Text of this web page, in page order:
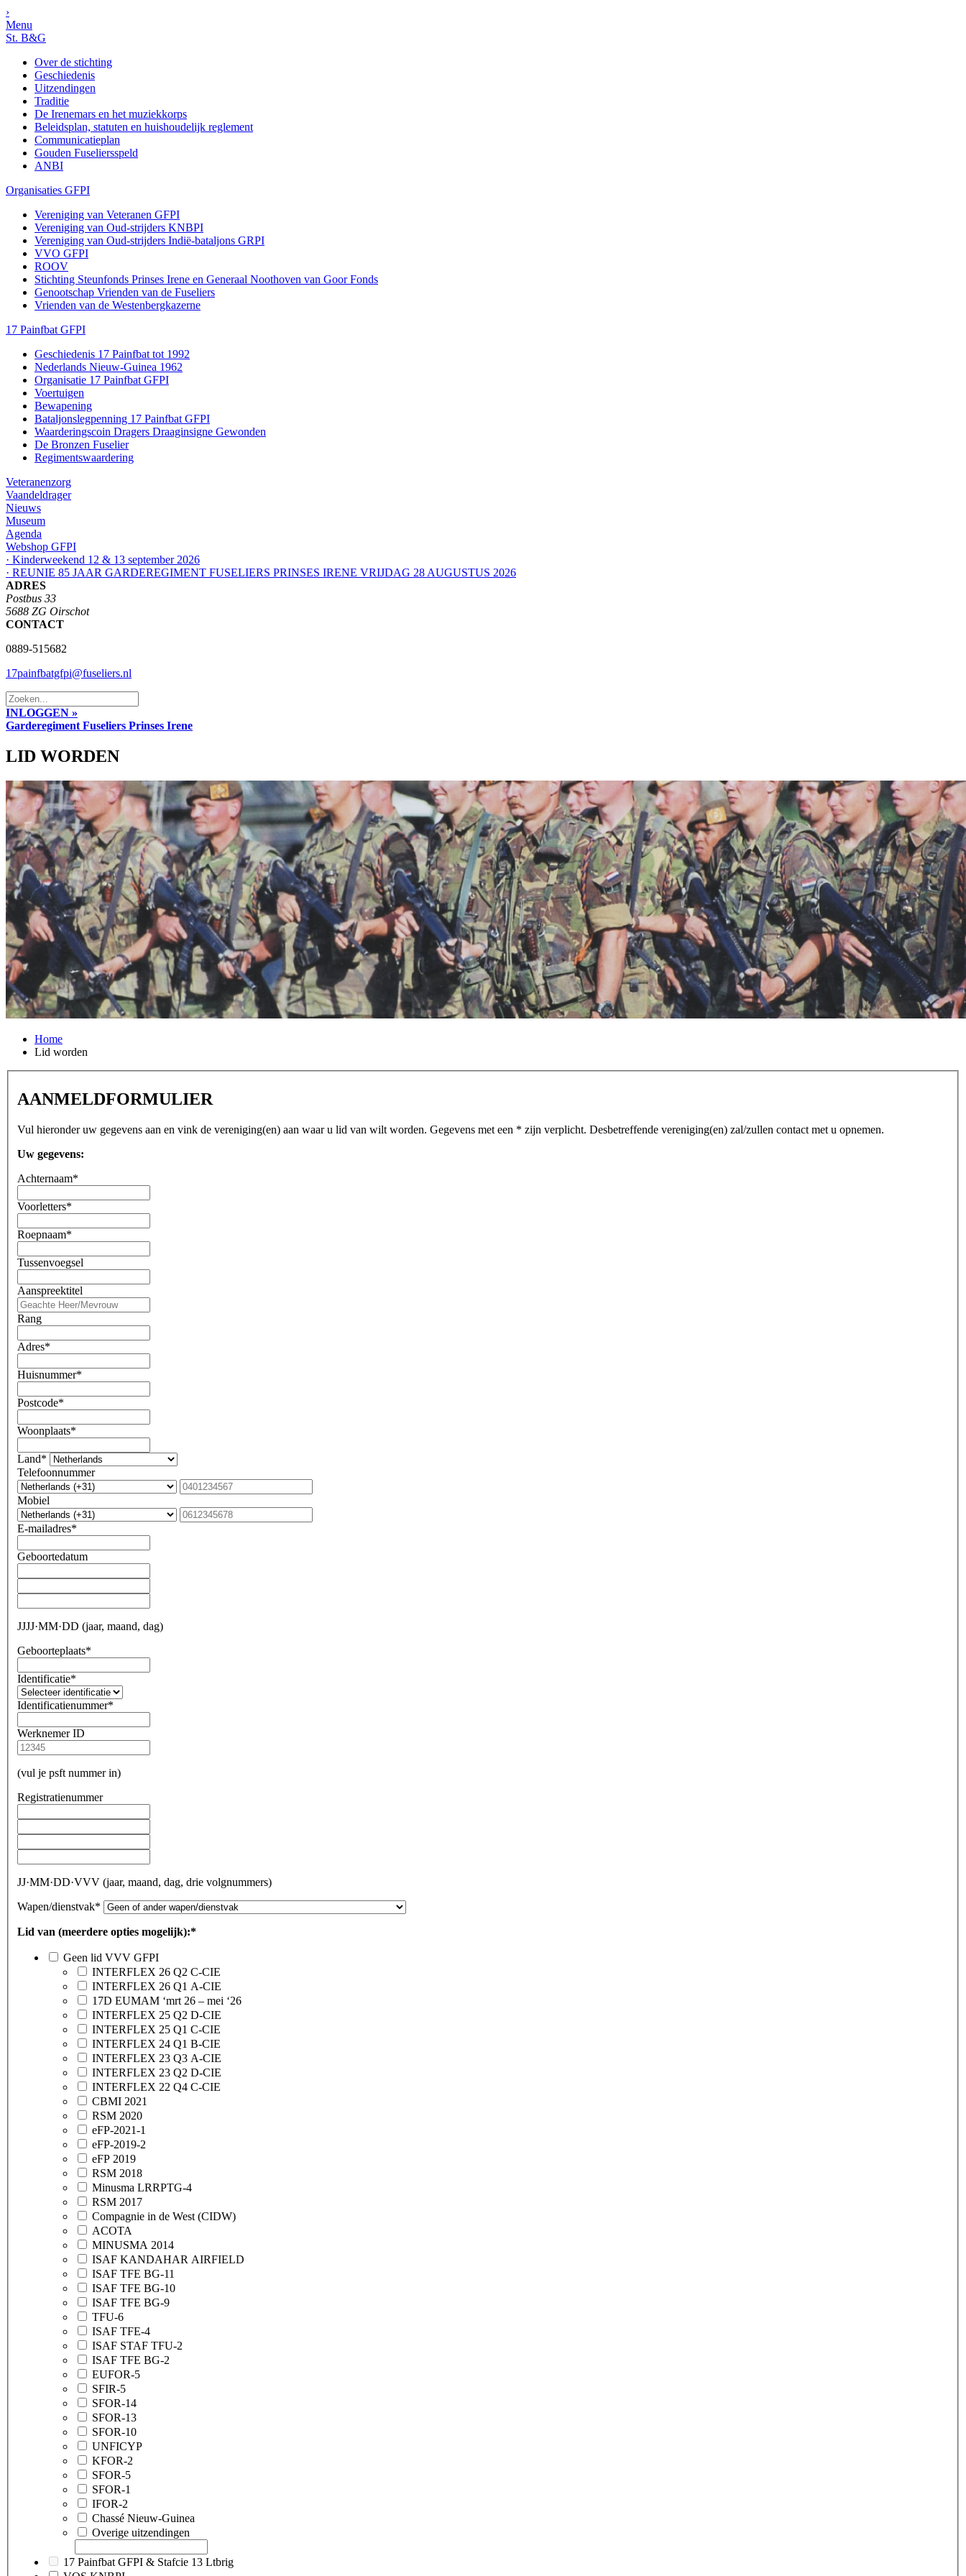
›
Menu
St. B&G
Over de stichting
Geschiedenis
Uitzendingen
Traditie
De Irenemars en het muziekkorps
Beleidsplan, statuten en huishoudelijk reglement
Communicatieplan
Gouden Fuseliersspeld
ANBI
Organisaties GFPI
Vereniging van Veteranen GFPI
Vereniging van Oud-strijders KNBPI
Vereniging van Oud-strijders Indië-bataljons GRPI
VVO GFPI
ROOV
Stichting Steunfonds Prinses Irene en Generaal Noothoven van Goor Fonds
Genootschap Vrienden van de Fuseliers
Vrienden van de Westenbergkazerne
17 Painfbat GFPI
Geschiedenis 17 Painfbat tot 1992
Nederlands Nieuw-Guinea 1962
Organisatie 17 Painfbat GFPI
Voertuigen
Bewapening
Bataljonslegpenning 17 Painfbat GFPI
Waarderingscoin Dragers Draaginsigne Gewonden
De Bronzen Fuselier
Regimentswaardering
Veteranenzorg
Vaandeldrager
Nieuws
Museum
Agenda
Webshop GFPI
· Kinderweekend 12 & 13 september 2026
· REUNIE 85 JAAR GARDEREGIMENT FUSELIERS PRINSES IRENE VRIJDAG 28 AUGUSTUS 2026
ADRES
Postbus 33
5688 ZG Oirschot
CONTACT
0889-515682
17painfbatgfpi@fuseliers.nl
INLOGGEN »
Garderegiment Fuseliers Prinses Irene
LID WORDEN
Home
Lid worden
AANMELDFORMULIER
Vul hieronder uw gegevens aan en vink de vereniging(en) aan waar u lid van wilt worden. Gegevens met een * zijn verplicht. Desbetreffende vereniging(en) zal/zullen contact met u opnemen.
Uw gegevens:
Achternaam*
Voorletters*
Roepnaam*
Tussenvoegsel
Aanspreektitel
Rang
Adres*
Huisnummer*
Postcode*
Woonplaats*
Land*
Telefoonnummer
Mobiel
E-mailadres*
Geboortedatum
JJJJ·MM·DD (jaar, maand, dag)
Geboorteplaats*
Identificatie*
Identificatienummer*
Werknemer ID
(vul je psft nummer in)
Registratienummer
JJ·MM·DD·VVV (jaar, maand, dag, drie volgnummers)
Wapen/dienstvak*
Lid van (meerdere opties mogelijk):*
Geen lid VVV GFPI
INTERFLEX 26 Q2 C-CIE
INTERFLEX 26 Q1 A-CIE
17D EUMAM ‘mrt 26 – mei ‘26
INTERFLEX 25 Q2 D-CIE
INTERFLEX 25 Q1 C-CIE
INTERFLEX 24 Q1 B-CIE
INTERFLEX 23 Q3 A-CIE
INTERFLEX 23 Q2 D-CIE
INTERFLEX 22 Q4 C-CIE
CBMI 2021
RSM 2020
eFP-2021-1
eFP-2019-2
eFP 2019
RSM 2018
Minusma LRRPTG-4
RSM 2017
Compagnie in de West (CIDW)
ACOTA
MINUSMA 2014
ISAF KANDAHAR AIRFIELD
ISAF TFE BG-11
ISAF TFE BG-10
ISAF TFE BG-9
TFU-6
ISAF TFE-4
ISAF STAF TFU-2
ISAF TFE BG-2
EUFOR-5
SFIR-5
SFOR-14
SFOR-13
SFOR-10
UNFICYP
KFOR-2
SFOR-5
SFOR-1
IFOR-2
Chassé Nieuw-Guinea
Overige uitzendingen
17 Painfbat GFPI & Stafcie 13 Ltbrig